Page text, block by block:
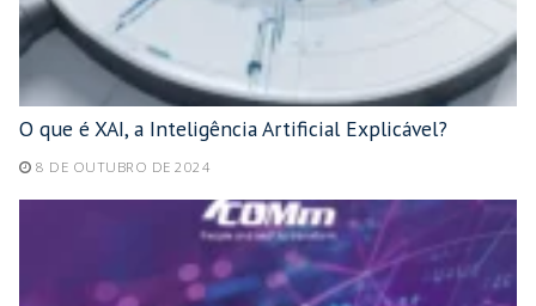
O que é XAI, a Inteligência Artificial Explicável?
8 DE OUTUBRO DE 2024